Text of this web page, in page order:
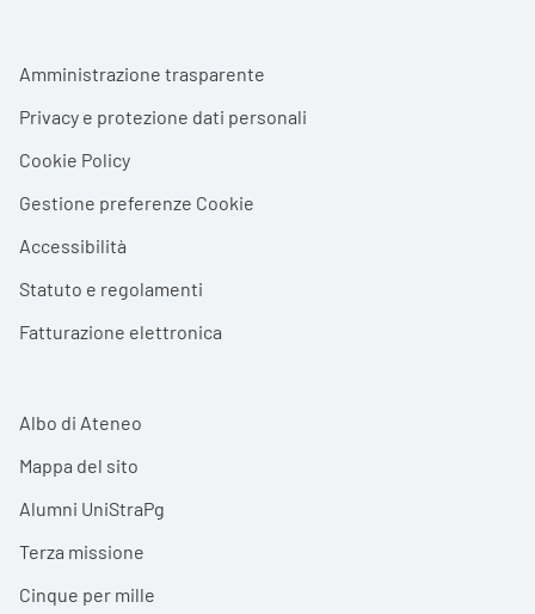
Footer menu
Amministrazione trasparente
Privacy e protezione dati personali
Cookie Policy
Gestione preferenze Cookie
Accessibilità
Statuto e regolamenti
Fatturazione elettronica
Albo di Ateneo
Mappa del sito
Alumni UniStraPg
Terza missione
Cinque per mille